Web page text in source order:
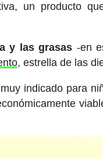
un producto
y las grasas -en
, estrella de las
indicado para